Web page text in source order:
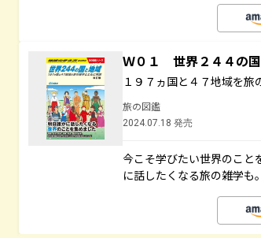
Ｗ０１ 世界２４４の
１９７ヵ国と４７地域を旅
旅の図鑑
2024.07.18 発売
今こそ学びたい世界のこと
に話したくなる旅の雑学も。